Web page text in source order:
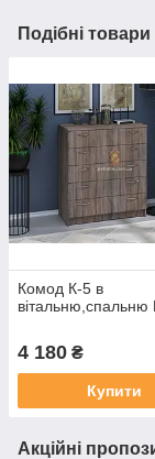
Подібні товари
Комод К-5 в
вітальню,спальню
4 180 ₴
Купити
Акційні